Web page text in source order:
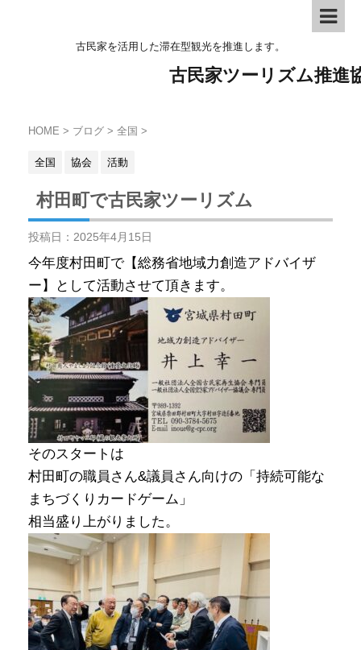
古民家を活用した滞在型観光を推進します。
古民家ツーリズム推進
HOME > ブログ > 全国 >
全国 協会 活動
村田町で古民家ツーリズム
投稿日： 2025年4月15日
今年度村田町で【総務省地域力創造アドバイザ
ー】として活動させて頂きます。
そのスタートは
村田町の職員さん&議員さん向けの「持続可能な
まちづくりカードゲーム」
相当盛り上がりました。